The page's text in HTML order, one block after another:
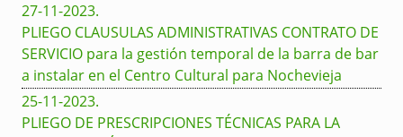
27-11-2023.
PLIEGO CLAUSULAS ADMINISTRATIVAS CONTRATO DE
SERVICIO para la gestión temporal de la barra de bar
a instalar en el Centro Cultural para Nochevieja
25-11-2023.
PLIEGO DE PRESCRIPCIONES TÉCNICAS PARA LA